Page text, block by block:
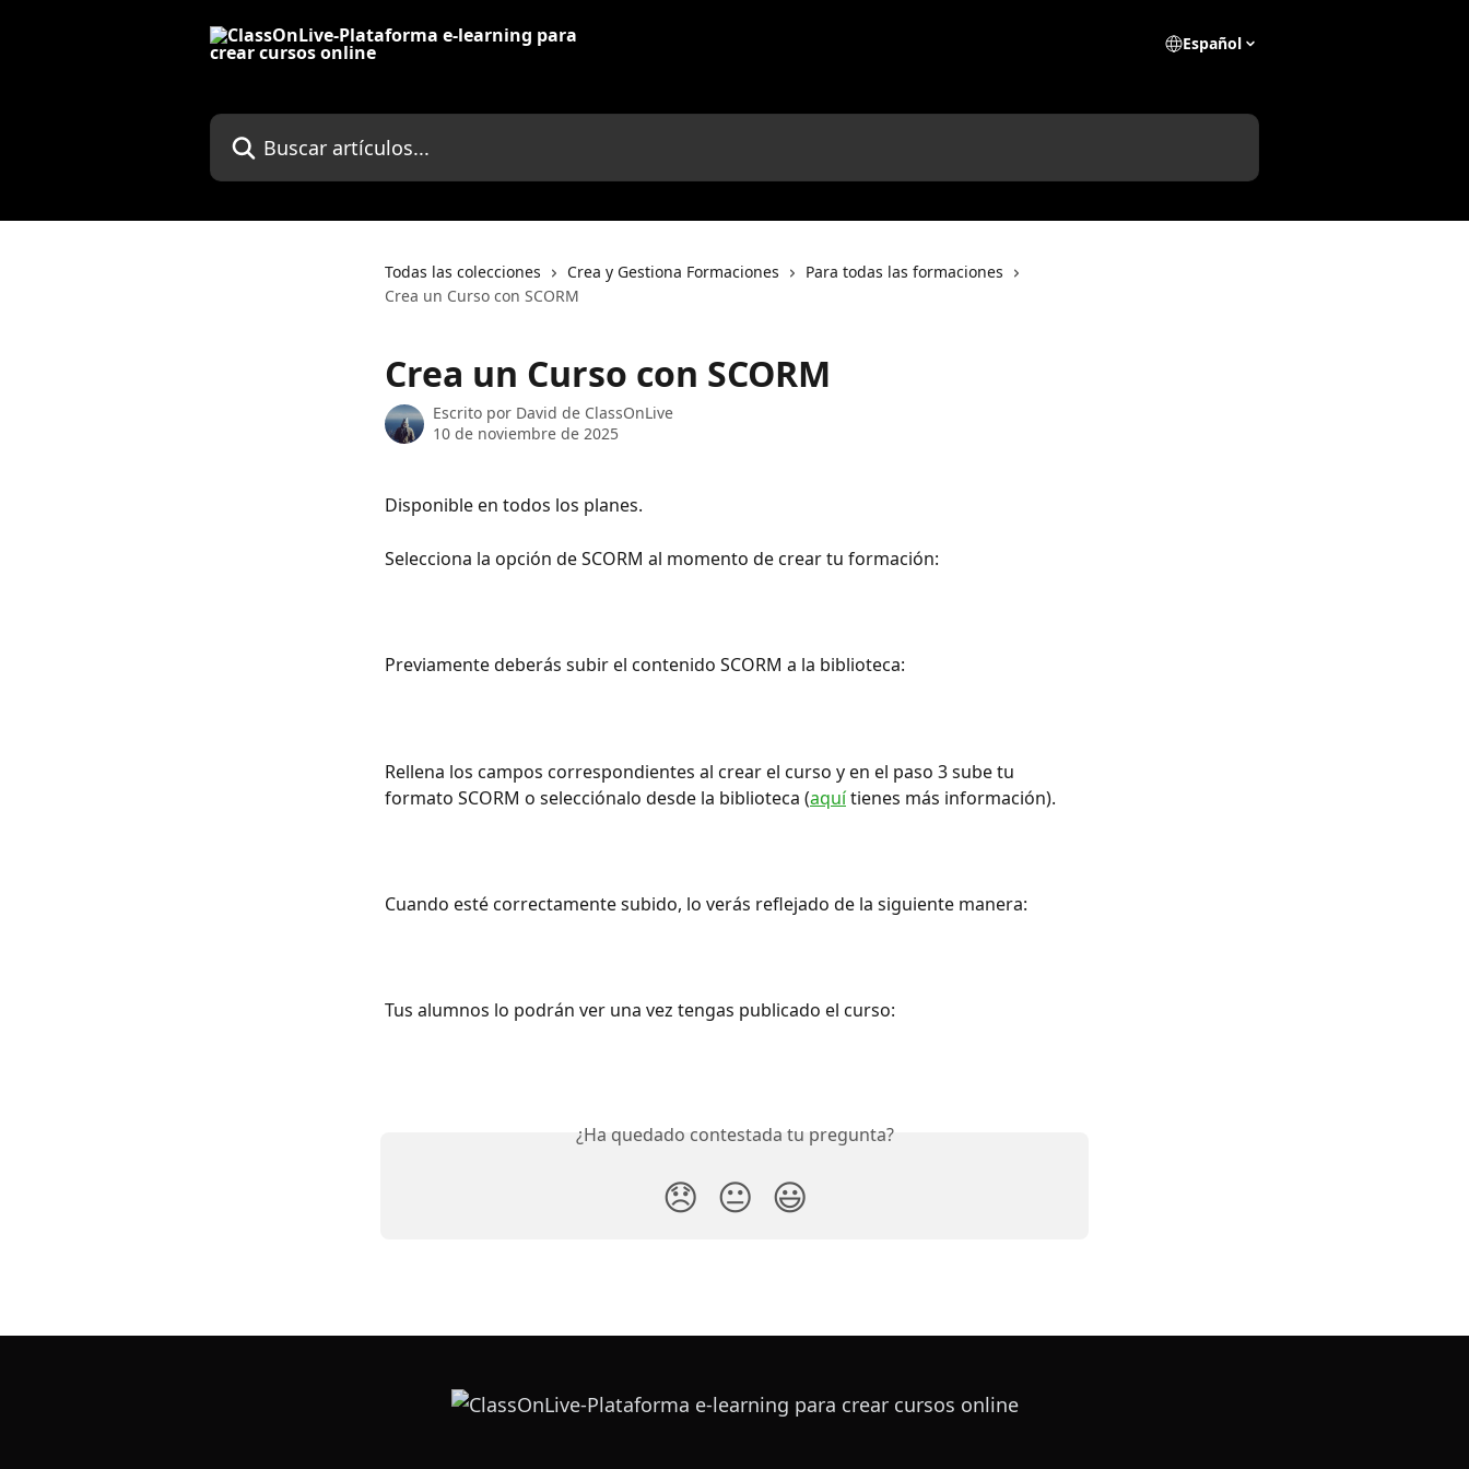
Español
Buscar artículos...
Todas las colecciones Crea y Gestiona Formaciones
Para todas las formaciones
Crea un Curso con SCORM
Crea un Curso con SCORM
Escrito por David de ClassOnLive
10 de noviembre de 2025
Disponible en todos los planes.
Selecciona la opción de SCORM al momento de crear tu formación:
Previamente deberás subir el contenido SCORM a la biblioteca:
Rellena los campos correspondientes al crear el curso y en el paso 3 sube tu
formato SCORM o selecciónalo desde la biblioteca (aquí tienes más información).
Cuando esté correctamente subido, lo verás reflejado de la siguiente manera:
Tus alumnos lo podrán ver una vez tengas publicado el curso:
¿Ha quedado contestada tu pregunta?
😞 😐 😃